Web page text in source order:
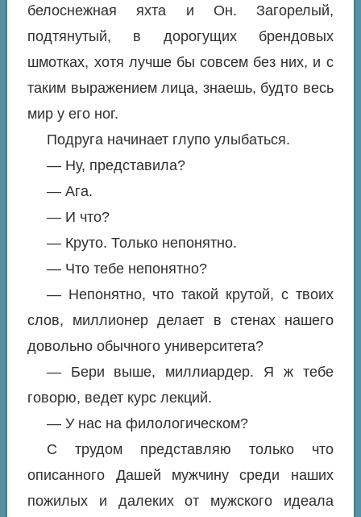
белоснежная яхта и Он. Загорелый,
подтянутый, в дорогущих брендовых
шмотках, хотя лучше бы совсем без них, и с
таким выражением лица, знаешь, будто весь
мир у его ног.
Подруга начинает глупо улыбаться.
— Ну, представила?
— Ага.
— И что?
— Круто. Только непонятно.
— Что тебе непонятно?
— Непонятно, что такой крутой, с твоих
слов, миллионер делает в стенах нашего
довольно обычного университета?
— Бери выше, миллиардер. Я ж тебе
говорю, ведет курс лекций.
— У нас на филологическом?
С трудом представляю только что
описанного Дашей мужчину среди наших
пожилых и далеких от мужского идеала